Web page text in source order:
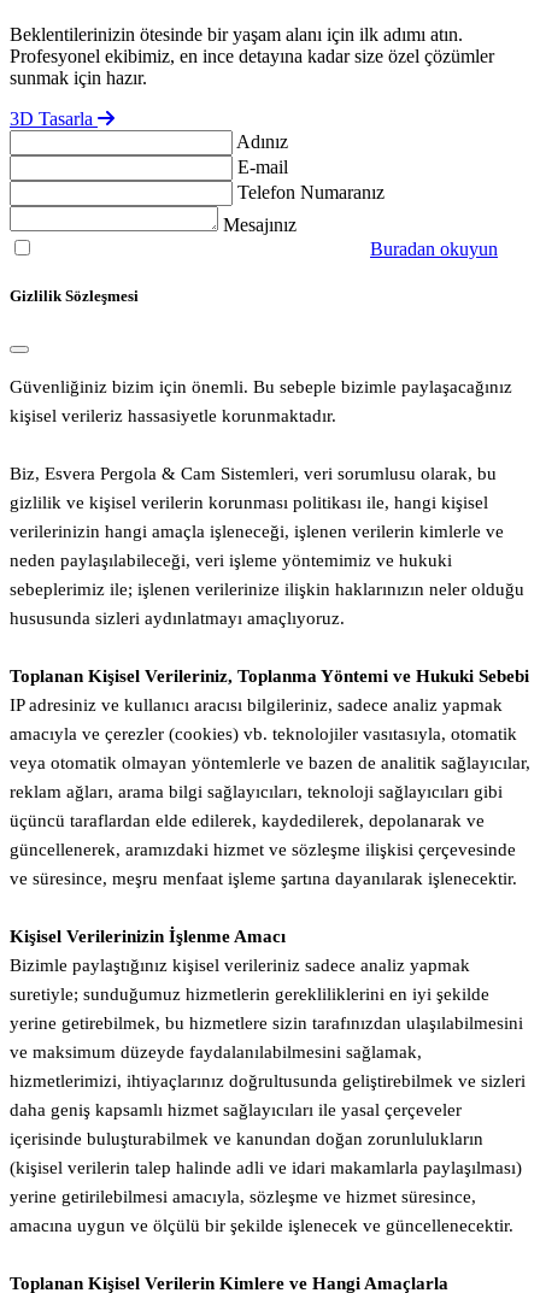
Beklentilerinizin ötesinde bir yaşam alanı için ilk adımı atın.
Profesyonel ekibimiz, en ince detayına kadar size özel çözümler
sunmak için hazır.
3D Tasarla
Adınız
E-mail
Telefon Numaranız
Mesajınız
Buradan okuyun
Gizlilik Sözleşmesi
Güvenliğiniz bizim için önemli. Bu sebeple bizimle paylaşacağınız
kişisel verileriz hassasiyetle korunmaktadır.
Biz, Esvera Pergola & Cam Sistemleri, veri sorumlusu olarak, bu
gizlilik ve kişisel verilerin korunması politikası ile, hangi kişisel
verilerinizin hangi amaçla işleneceği, işlenen verilerin kimlerle ve
neden paylaşılabileceği, veri işleme yöntemimiz ve hukuki
sebeplerimiz ile; işlenen verilerinize ilişkin haklarınızın neler olduğu
hususunda sizleri aydınlatmayı amaçlıyoruz.
Toplanan Kişisel Verileriniz, Toplanma Yöntemi ve Hukuki Sebebi
IP adresiniz ve kullanıcı aracısı bilgileriniz, sadece analiz yapmak
amacıyla ve çerezler (cookies) vb. teknolojiler vasıtasıyla, otomatik
veya otomatik olmayan yöntemlerle ve bazen de analitik sağlayıcılar,
reklam ağları, arama bilgi sağlayıcıları, teknoloji sağlayıcıları gibi
üçüncü taraflardan elde edilerek, kaydedilerek, depolanarak ve
güncellenerek, aramızdaki hizmet ve sözleşme ilişkisi çerçevesinde
ve süresince, meşru menfaat işleme şartına dayanılarak işlenecektir.
Kişisel Verilerinizin İşlenme Amacı
Bizimle paylaştığınız kişisel verileriniz sadece analiz yapmak
suretiyle; sunduğumuz hizmetlerin gerekliliklerini en iyi şekilde
yerine getirebilmek, bu hizmetlere sizin tarafınızdan ulaşılabilmesini
ve maksimum düzeyde faydalanılabilmesini sağlamak,
hizmetlerimizi, ihtiyaçlarınız doğrultusunda geliştirebilmek ve sizleri
daha geniş kapsamlı hizmet sağlayıcıları ile yasal çerçeveler
içerisinde buluşturabilmek ve kanundan doğan zorunlulukların
(kişisel verilerin talep halinde adli ve idari makamlarla paylaşılması)
yerine getirilebilmesi amacıyla, sözleşme ve hizmet süresince,
amacına uygun ve ölçülü bir şekilde işlenecek ve güncellenecektir.
Toplanan Kişisel Verilerin Kimlere ve Hangi Amaçlarla